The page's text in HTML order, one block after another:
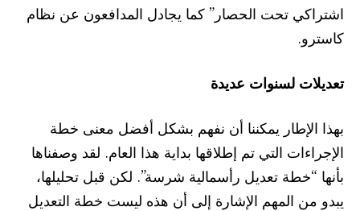
اشتراكي تحت الحصار” كما يجادل المدافعون عن نظام
كاسترو.
تعديلات لسنوات عديدة
بهذا الإطار يمكننا أن نفهم بشكل أفضل معنى خطة
الإجراءات التي تم إطلاقها بداية هذا العام. لقد وصفناها
بأنها “خطة تعديل رأسمالية شرسة”. لكن قبل تحليلها،
يبدو من المهم الإشارة إلى أن هذه ليست خطة التعديل